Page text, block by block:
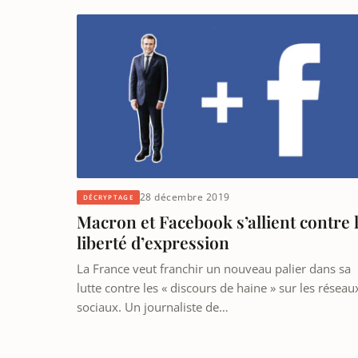
DÉCRYPTAGE 28 décembre 2019
Macron et Facebook s’allient contre
liberté d’expression
La France veut franchir un nouveau palier dans sa
lutte contre les « discours de haine » sur les
sociaux. Un journaliste de…